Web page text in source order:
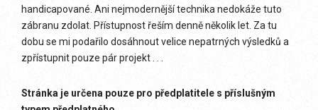
handicapované. Ani nejmodernější technika nedokáže tuto
zábranu zdolat. Přístupnost řeším denně několik let. Za tu
dobu se mi podařilo dosáhnout velice nepatrných výsledků a
zpřístupnit pouze pár projekt . . .
Stránka je určena pouze pro předplatitele s příslušným